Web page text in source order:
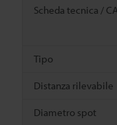
Scheda tecnica /
Tipo
Distanza rilevabile
Diametro spot